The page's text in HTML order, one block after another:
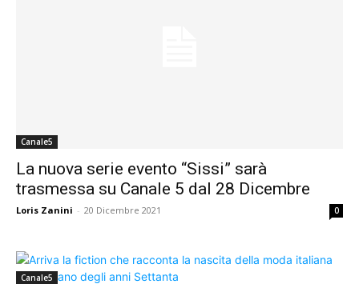
Canale5
La nuova serie evento “Sissi” sarà
trasmessa su Canale 5 dal 28 Dicembre
Loris Zanini - 20 Dicembre 2021 0
Canale5